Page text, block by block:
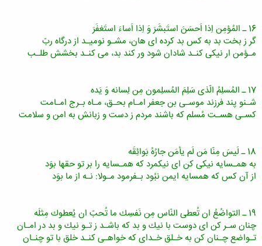
16 ـ المُؤمِن اِذا اَحسَنَ استَبشَرَ وَ اِذا اَساءَ استَغفَرَ
گر ز بخت بد به كس بد كرده اى هان، مشـو نومیـد از درگاه ربّ
مـؤمن ار نیكى كنـد شادان شود ور كند بد، مى كنـد بخشش طلـب
17 ـ المُسلِمُ الّذى سَلِمَ المُسلِمون مِن لِسانه وَ یَده
شـنو پند فرزند موسـى بن جعفر امـام بحـق، مـاه بـرج امـامت
كسـى هسـت مُسلم كه باشند مردم ز دست و زبانش به امن و سلامت
18 ـ لَیسَ مِنّا مَن لَم یأمَن جارُهُ بَوائِقَه
به همـسایه نیكى كن اى نیكمرد كه همـسایه را بر تو حقها بوَد
از آن كس كه همسایه ایمن نبُود بـفرمود مـولا: نـه از ما بوَد
19 ـ التواضُعُ ان تُعطى النّاس مِن نَفسِك ما تُحبّ ان یُعطوك مِثلَه
چنان سـر كن اى دوست با نیك و بد كه باشـد ز تـو نیك و بد در امـان
تـواضع چـنان كن به خـلق خـداى كه خواهـى كنـد خلق با تو چنـان